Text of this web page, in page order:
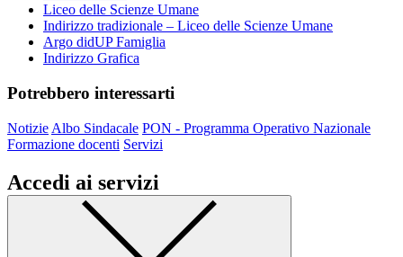
Liceo delle Scienze Umane
Indirizzo tradizionale – Liceo delle Scienze Umane
Argo didUP Famiglia
Indirizzo Grafica
Potrebbero interessarti
Notizie Albo Sindacale PON - Programma Operativo Nazionale
Formazione docenti Servizi
Accedi ai servizi